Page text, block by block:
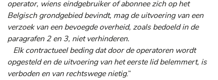
operator, wiens eindgebruiker of abonnee zich op het
Belgisch grondgebied bevindt, mag de uitvoering van een
verzoek van een bevoegde overheid, zoals bedoeld in de
paragrafen 2 en 3, niet verhinderen.
Elk contractueel beding dat door de operatoren wordt
opgesteld en de uitvoering van het eerste lid belemmert, is
verboden en van rechtswege nietig.”